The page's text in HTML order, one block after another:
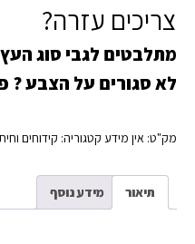
צריכים עזרה?
מתלבטים לגבי סוג
לא סגורים על הצבע ?
מק"ט: אין מידע קטגוריה: קידוחים
תיאור מידע נוסף